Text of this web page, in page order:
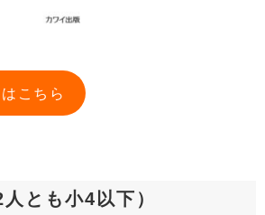
こちら
とも小4以下）